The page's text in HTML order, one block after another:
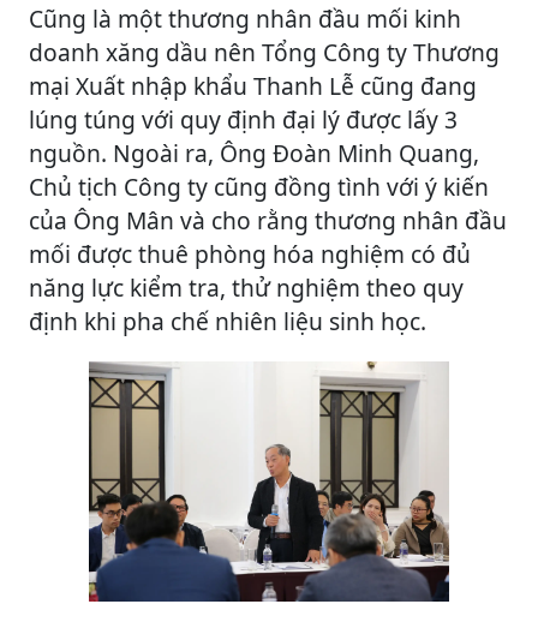
Cũng là một thương nhân đầu mối kinh
doanh xăng dầu nên Tổng Công ty Thương
mại Xuất nhập khẩu Thanh Lễ cũng đang
lúng túng với quy định đại lý được lấy 3
nguồn. Ngoài ra, Ông Đoàn Minh Quang,
Chủ tịch Công ty cũng đồng tình với ý kiến
của Ông Mân và cho rằng thương nhân đầu
mối được thuê phòng hóa nghiệm có đủ
năng lực kiểm tra, thử nghiệm theo quy
định khi pha chế nhiên liệu sinh học.